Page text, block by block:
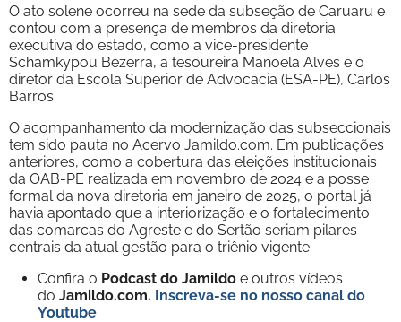
O ato solene ocorreu na sede da subseção de Caruaru e
contou com a presença de membros da diretoria
executiva do estado, como a vice-presidente
Schamkypou Bezerra, a tesoureira Manoela Alves e o
diretor da Escola Superior de Advocacia (ESA-PE), Carlos
Barros.
O acompanhamento da modernização das subseccionais
tem sido pauta no Acervo Jamildo.com. Em publicações
anteriores, como a cobertura das eleições institucionais
da OAB-PE realizada em novembro de 2024 e a posse
formal da nova diretoria em janeiro de 2025, o portal já
havia apontado que a interiorização e o fortalecimento
das comarcas do Agreste e do Sertão seriam pilares
centrais da atual gestão para o triênio vigente.
Confira o Podcast do Jamildo e outros vídeos
do Jamildo.com. Inscreva-se no nosso canal do
Youtube